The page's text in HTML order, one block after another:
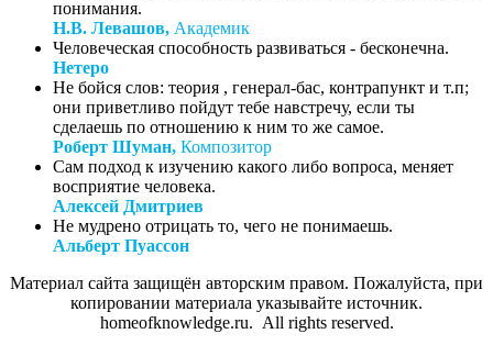
понимания.
Н.В. Левашов, Академик
Человеческая способность развиваться - бесконечна.
Нетеро
Не бойся слов: теория , генерал-бас, контрапункт и т.п;
они приветливо пойдут тебе навстречу, если ты
сделаешь по отношению к ним то же самое.
Роберт Шуман, Композитор
Сам подход к изучению какого либо вопроса, меняет
восприятие человека.
Алексей Дмитриев
Не мудрено отрицать то, чего не понимаешь.
Альберт Пуассон
Материал сайта защищён авторским правом. Пожалуйста, при
копировании материала указывайте источник.
homeofknowledge.ru. All rights reserved.